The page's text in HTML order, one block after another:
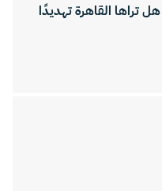
تراها القاهرة تهديدًا